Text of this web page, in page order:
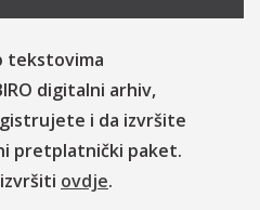
tekstovima
digitalni arhiv,
i da izvršite
pretplatnički paket.
ovdje.